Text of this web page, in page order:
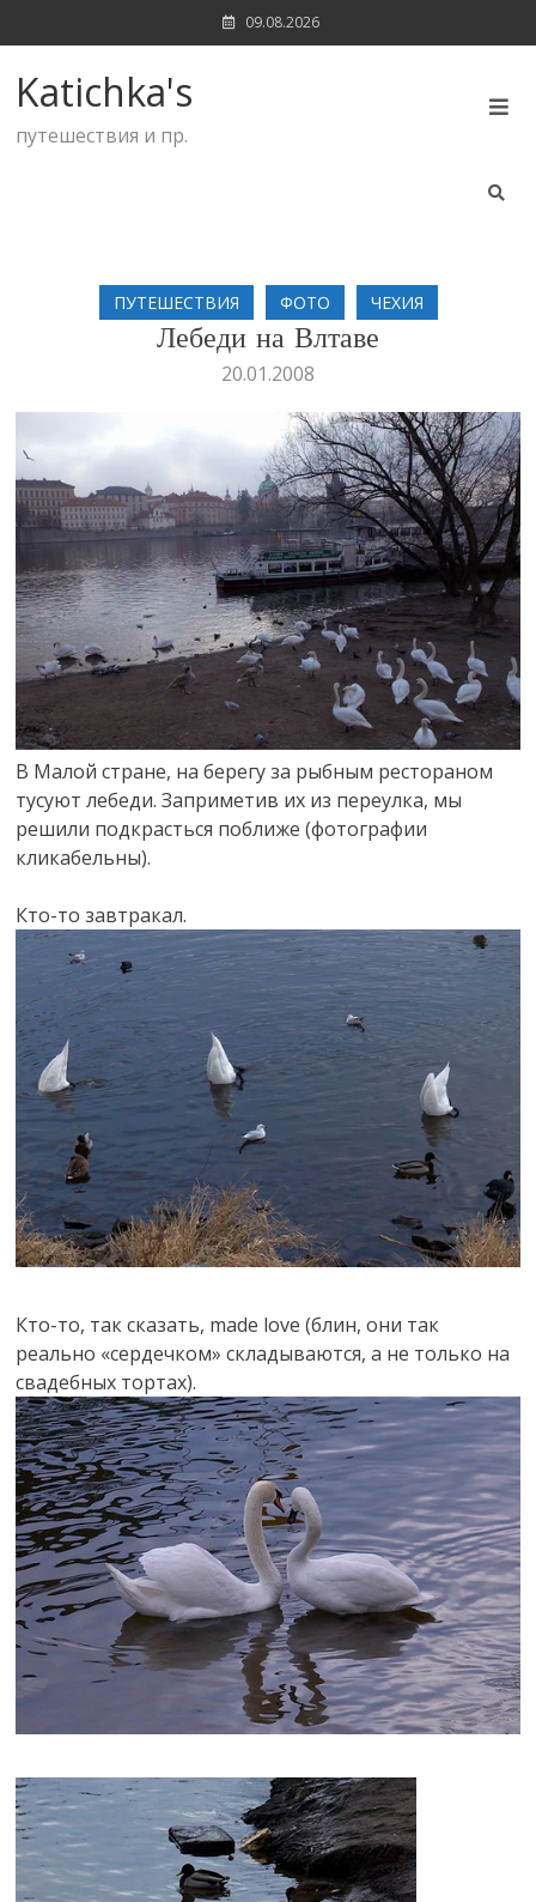
to
09.08.2026
Katichka's
путешествия и пр.
ПУТЕШЕСТВИЯ ФОТО ЧЕХИЯ
Лебеди на Влтаве
20.01.2008
В Малой стране, на берегу за рыбным рестораном
тусуют лебеди. Заприметив их из переулка, мы
решили подкрасться поближе (фотографии
кликабельны).
Кто-то завтракал.
Кто-то, так сказать, made love (блин, они так
реально «сердечком» складываются, а не только на
свадебных тортах).